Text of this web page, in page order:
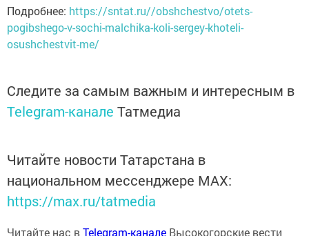
Подробнее: https://sntat.ru//obshchestvo/otets-
pogibshego-v-sochi-malchika-koli-sergey-khoteli-
osushchestvit-me/
Следите за самым важным и интересным в
Telegram-канале Татмедиа
Читайте новости Татарстана в
национальном мессенджере MАХ:
https://max.ru/tatmedia
Читайте нас вTelegram-канале Высокогорские вести